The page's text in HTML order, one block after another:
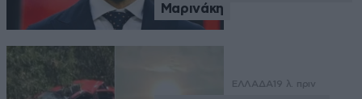
Μαρινάκη
ΕΛΛΑΔΑ 19 λ. πριν